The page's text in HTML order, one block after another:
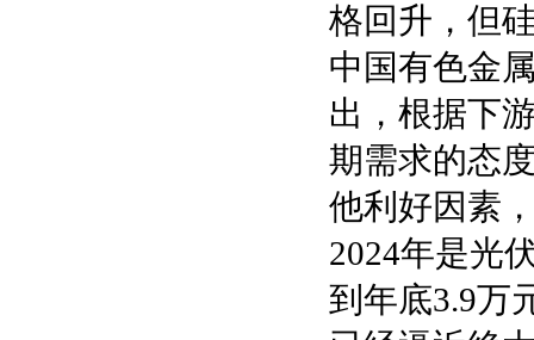
格回升，但
中国有色金
出，根据下
期需求的态
他利好因素
2024年是光
到年底3.9万